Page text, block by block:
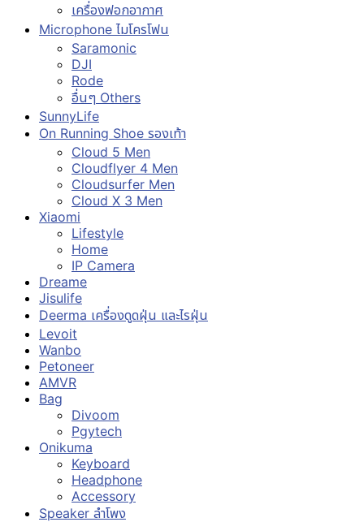
เครื่องฟอกอากาศ
Microphone ไมโครโฟน
Saramonic
DJI
Rode
อื่นๆ Others
SunnyLife
On Running Shoe รองเท้า
Cloud 5 Men
Cloudflyer 4 Men
Cloudsurfer Men
Cloud X 3 Men
Xiaomi
Lifestyle
Home
IP Camera
Dreame
Jisulife
Deerma เครื่องดูดฝุ่น และไรฝุ่น
Levoit
Wanbo
Petoneer
AMVR
Bag
Divoom
Pgytech
Onikuma
Keyboard
Headphone
Accessory
Speaker ลำโพง